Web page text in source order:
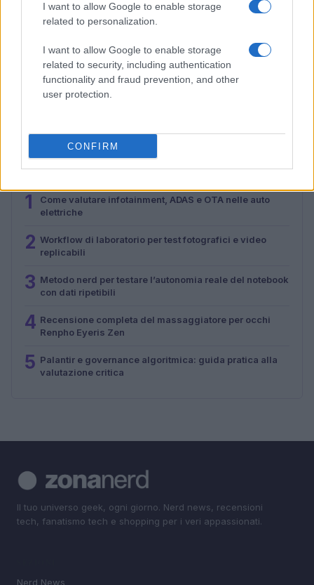
I want to allow Google to enable storage
related to personalization.
I want to allow Google to enable storage
related to security, including authentication
functionality and fraud prevention, and other
user protection.
CONFIRM
Metodo nerd per testare l’autonomia reale del
notebook con dati ripetibili
1
Come valutare infotainment, ADAS e OTA nelle auto
elettriche
2 Workflow di laboratorio per test fotografici e video
replicabili
3 Metodo nerd per testare l’autonomia reale del notebook
con dati ripetibili
4 Recensione completa del massaggiatore per occhi
Renpho Eyeris Zen
5 Palantir e governance algoritmica: guida pratica alla
valutazione critica
Il tuo universo geek, ogni giorno. Nerd news, recensioni
tech, fanatismo tech e shopping per i veri appassionati.
Nerd News